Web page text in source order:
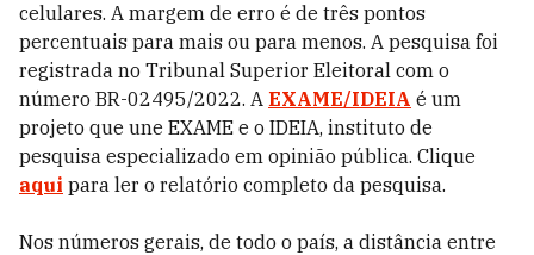
celulares. A margem de erro é de três pontos
percentuais para mais ou para menos. A pesquisa foi
registrada no Tribunal Superior Eleitoral com o
número BR-02495/2022. A EXAME/IDEIA é um
projeto que une EXAME e o IDEIA, instituto de
pesquisa especializado em opinião pública. Clique
aqui para ler o relatório completo da pesquisa.
Nos números gerais, de todo o país, a distância entre